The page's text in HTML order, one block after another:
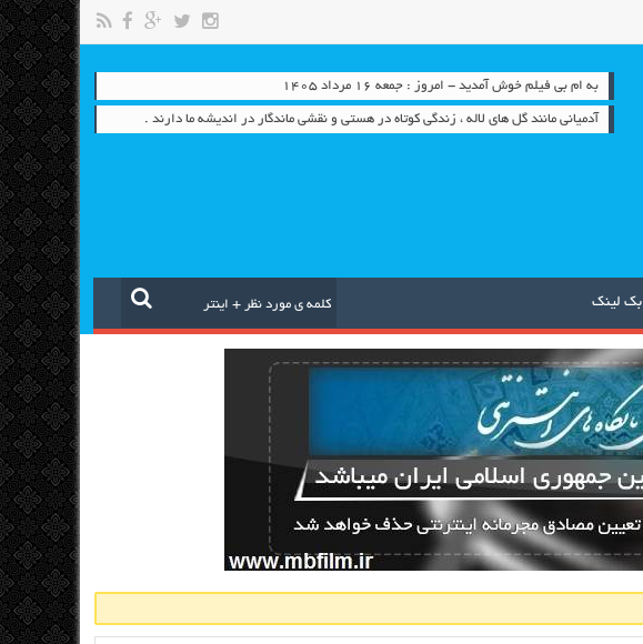
به ام بی فیلم خوش آمدید - امروز : جمعه ۱۶ مرداد ۱۴۰۵
آدمیانی مانند گل های لاله ، زندگی کوتاه در هستی و نقشی ماندگار در اندیشه ما دارند .
بک لینک